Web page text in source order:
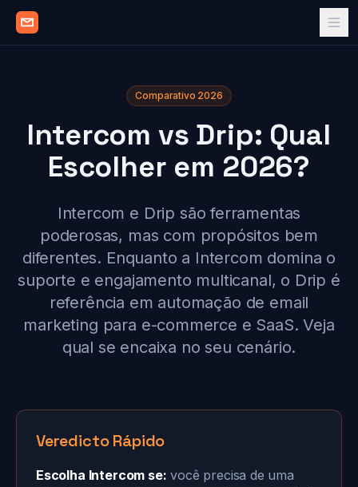
Comparativo 2026
Intercom vs Drip: Qual
Escolher em 2026?
Intercom e Drip são ferramentas
poderosas, mas com propósitos bem
diferentes. Enquanto a Intercom domina o
suporte e engajamento multicanal, o Drip é
referência em automação de email
marketing para e-commerce e SaaS. Veja
qual se encaixa no seu cenário.
Veredicto Rápido
Escolha Intercom se: você precisa de uma